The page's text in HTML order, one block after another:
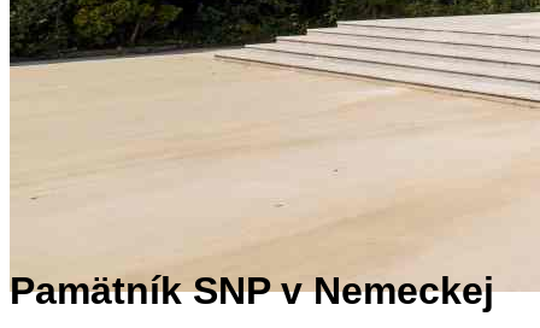
Pamätník SNP v Nemeckej